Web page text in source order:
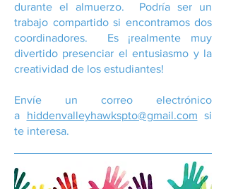
durante el almuerzo. Podría ser un
trabajo compartido si encontramos dos
coordinadores. Es ¡realmente muy
divertido presenciar el entusiasmo y la
creatividad de los estudiantes!
Envíe un correo electrónico
a hiddenvalleyhawkspto@gmail.com si
te interesa.